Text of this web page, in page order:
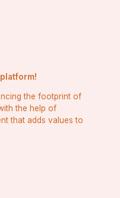
the footprint of
the help of
that adds values to